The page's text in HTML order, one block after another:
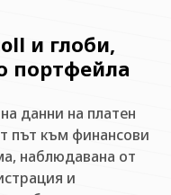
и глоби,
портфейла
данни на платен
път към финансови
наблюдавана от
и